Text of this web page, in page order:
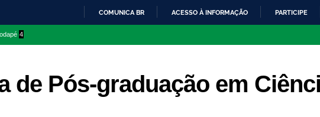
O
COMUNICA BR ACESSO À INFORMAÇÃO PARTICIPE
4
de Pós-graduação em